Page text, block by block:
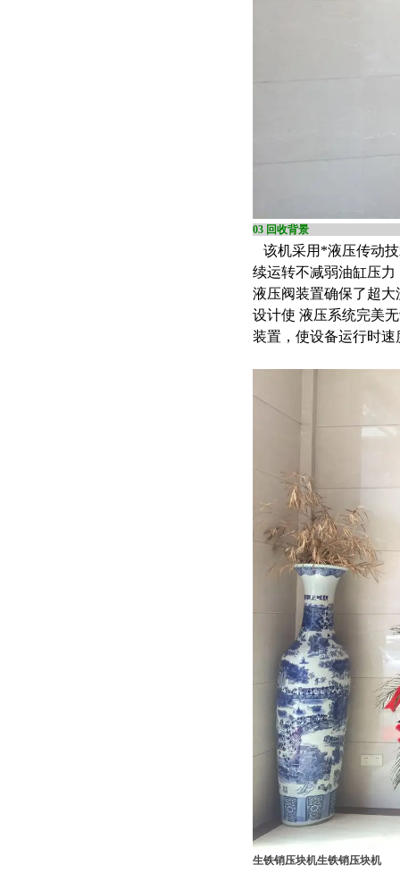
03
该机采用*液压传动
续运转不减弱油缸压
液压阀装置确保了超
设计使 液压系统完美
装置，使设备运行时
生铁销压块机生铁销压块机